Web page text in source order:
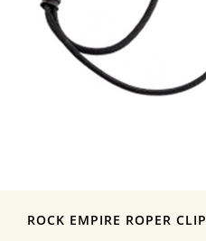
ROCK EMPIRE ROPER CLIP